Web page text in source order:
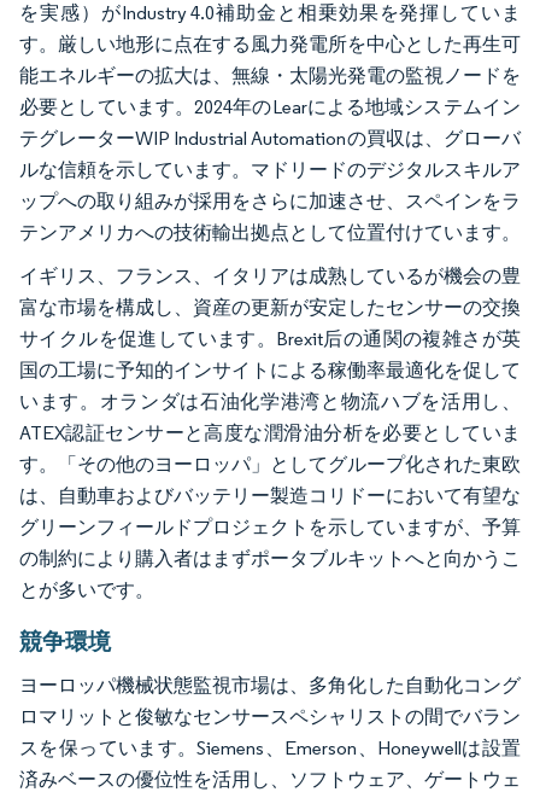
を実感）がIndustry 4.0補助金と相乗効果を発揮していま
す。厳しい地形に点在する風力発電所を中心とした再生可
能エネルギーの拡大は、無線・太陽光発電の監視ノードを
必要としています。2024年のLearによる地域システムイン
テグレーターWIP Industrial Automationの買収は、グローバ
ルな信頼を示しています。マドリードのデジタルスキルア
ップへの取り組みが採用をさらに加速させ、スペインをラ
テンアメリカへの技術輸出拠点として位置付けています。
イギリス、フランス、イタリアは成熟しているが機会の豊
富な市場を構成し、資産の更新が安定したセンサーの交換
サイクルを促進しています。Brexit后の通関の複雑さが英
国の工場に予知的インサイトによる稼働率最適化を促して
います。オランダは石油化学港湾と物流ハブを活用し、
ATEX認証センサーと高度な潤滑油分析を必要としていま
す。「その他のヨーロッパ」としてグループ化された東欧
は、自動車およびバッテリー製造コリドーにおいて有望な
グリーンフィールドプロジェクトを示していますが、予算
の制約により購入者はまずポータブルキットへと向かうこ
とが多いです。
競争環境
ヨーロッパ機械状態監視市場は、多角化した自動化コング
ロマリットと俊敏なセンサースペシャリストの間でバラン
スを保っています。Siemens、Emerson、Honeywellは設置
済みベースの優位性を活用し、ソフトウェア、ゲートウェ